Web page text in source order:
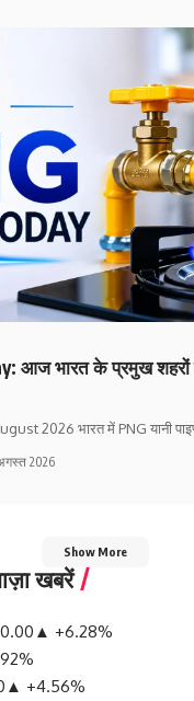
आज भारत के प्रमुख
2026 भारत में PNG यानी
2026
Show More
खबरें
▲ +6.28%
▲ +4.56%